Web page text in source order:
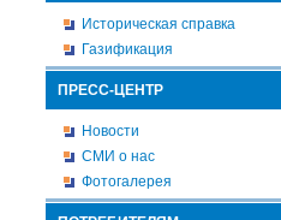
Историческая справка
Газификация
ПРЕСС-ЦЕНТР
Новости
СМИ о нас
Фотогалерея